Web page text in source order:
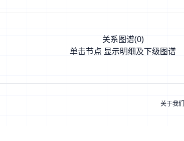
关系图谱(0)
单击节点 显示明细及下级图谱
关于我们